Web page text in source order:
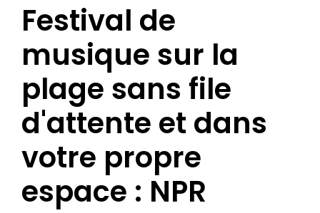
Festival de
musique sur la
plage sans file
d'attente et dans
votre propre
espace : NPR